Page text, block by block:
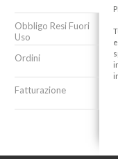
Obbligo Resi Fuori
Uso
Ordini
Fatturazione